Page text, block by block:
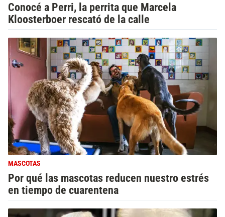
Conocé a Perri, la perrita que Marcela
Kloosterboer rescató de la calle
MASCOTAS
Por qué las mascotas reducen nuestro estrés
en tiempo de cuarentena